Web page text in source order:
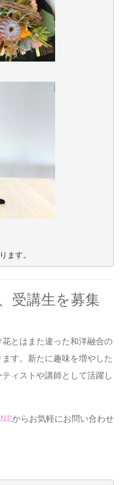
受講生を募集
とはまた違った和洋融合の
す。新たに趣味を増やした
ィストや講師として活躍し
からお気軽にお問い合わせ